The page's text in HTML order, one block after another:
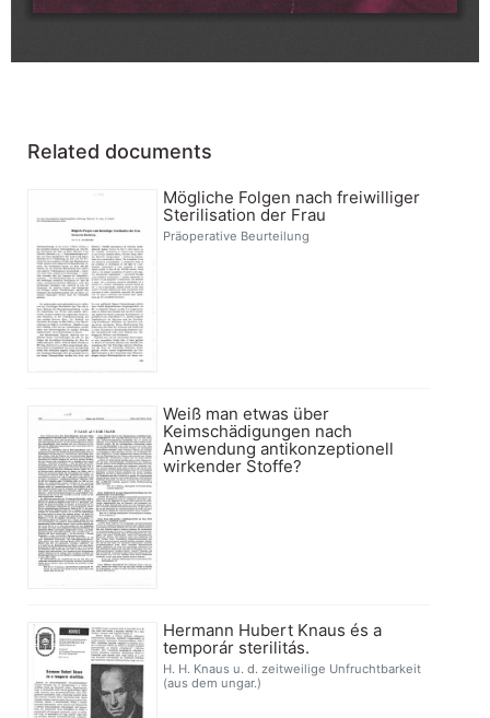
Related documents
Mögliche Folgen nach freiwilliger
Sterilisation der Frau
Präoperative Beurteilung
Weiß man etwas über
Keimschädigungen nach
Anwendung antikonzeptionell
wirkender Stoffe?
Hermann Hubert Knaus és a
temporár sterilitás.
H. H. Knaus u. d. zeitweilige Unfruchtbarkeit
(aus dem ungar.)